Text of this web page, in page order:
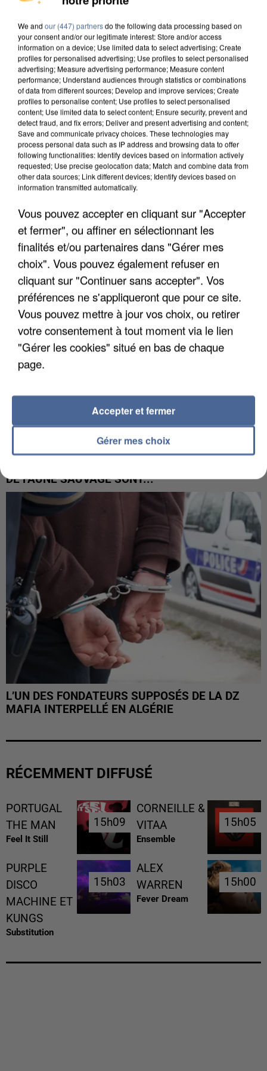
IL TUE SON FILS ET ENVOIE DES PHOTOS À SON
INCENDIES : L’ÎLE-DE-FRANCE LANCE UN ÉLAN
DE SOLIDARITÉ AVEC LES...
DE FAUNE SAUVAGE SONT...
L’UN DES FONDATEURS SUPPOSÉS DE LA DZ
MAFIA INTERPELLÉ EN ALGÉRIE
RÉCEMMENT DIFFUSÉ
PORTUGAL
THE MAN
Feel It Still
15h09
15h09
CORNEILLE &
VITAA
Ensemble
15h05
15h05
PURPLE
DISCO
MACHINE ET
KUNGS
Substitution
15h03
15h03
ALEX
WARREN
Fever Dream
15h00
15h00
We and our (447) partnersdo the following data processing based on
your consent and/or our legitimate interest: Store and/or access
information on a device; Use limited data to select advertising; Create
profiles for personalised advertising; Use profiles to select personalised
advertising; Measure advertising performance; Measure content
performance; Understand audiences through statistics or combinations
of data from different sources; Develop and improve services; Create
profiles to personalise content; Use profiles to select personalised
content; Use limited data to select content; Ensure security, prevent and
detect fraud, and fix errors; Deliver and present advertising and content;
Save and communicate privacy choices. These technologies may
process personal data such as IP address and browsing data to offer
following functionalities: Identify devices based on information actively
requested; Use precise geolocation data; Match and combine data from
other data sources; Link different devices; Identify devices based on
information transmitted automatically.
Vous pouvez accepter en cliquant sur "Accepter
et fermer", ou affiner en sélectionnant les
finalités et/ou partenaires dans "Gérer mes
choix". Vous pouvez également refuser en
cliquant sur "Continuer sans accepter". Vos
préférences ne s'appliqueront que pour ce site.
Vous pouvez mettre à jour vos choix, ou retirer
votre consentement à tout moment via le lien
"Gérer les cookies" situé en bas de chaque
page.
Gérer mes choix
Accepter et fermer